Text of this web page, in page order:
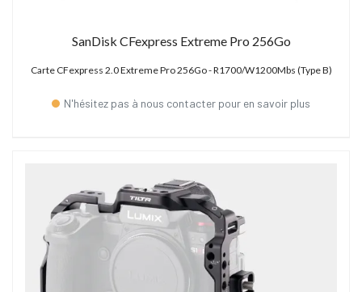
SanDisk CFexpress Extreme Pro 256Go
Carte CFexpress 2.0 Extreme Pro 256Go - R1700/W1200Mbs (Type B)
N'hésitez pas à nous contacter pour en savoir plus